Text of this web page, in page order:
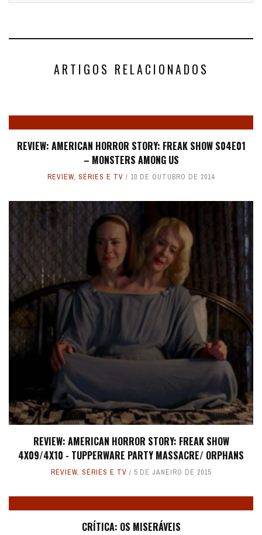
ARTIGOS RELACIONADOS
REVIEW: AMERICAN HORROR STORY: FREAK SHOW S04E01
– MONSTERS AMONG US
REVIEW, SÉRIES E TV 10 DE OUTUBRO DE 2014
REVIEW: AMERICAN HORROR STORY: FREAK SHOW
4X09/4X10 - TUPPERWARE PARTY MASSACRE/ ORPHANS
REVIEW, SÉRIES E TV 5 DE JANEIRO DE 2015
CRÍTICA: OS MISERÁVEIS